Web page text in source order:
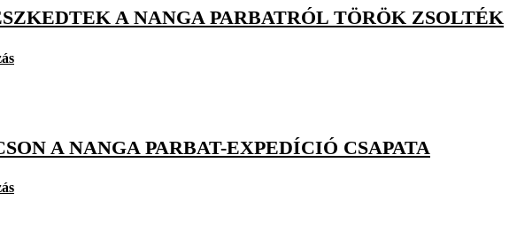
A NANGA PARBATRÓL TÖRÖK ZSOLTÉK
A NANGA PARBAT-EXPEDÍCIÓ CSAPATA